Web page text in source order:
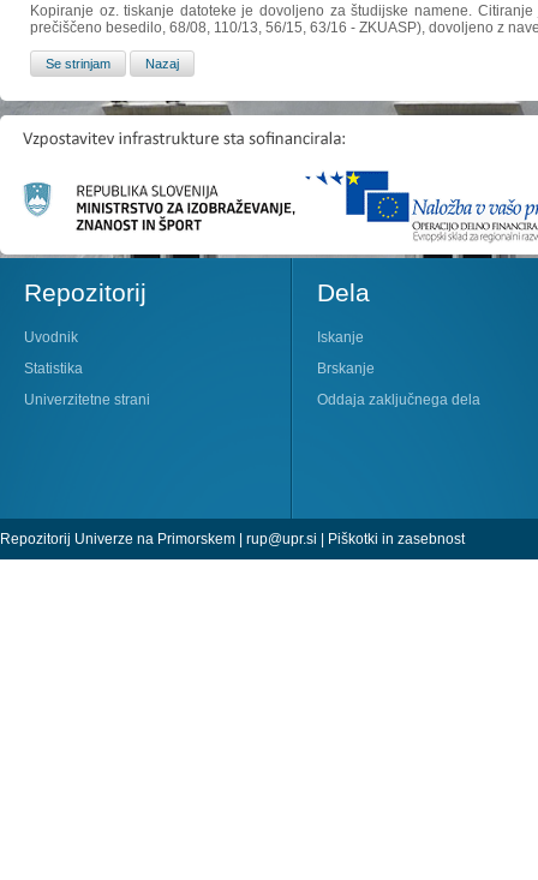
Kopiranje oz. tiskanje datoteke je dovoljeno za študijske namene.
prečiščeno besedilo, 68/08, 110/13, 56/15, 63/16 - ZKUASP), dovoljeno z
Repozitorij
Uvodnik
Statistika
Univerzitetne strani
Dela
Iskanje
Brskanje
Oddaja zaključnega dela
Repozitorij Univerze na Primorskem | rup@upr.si | Piškotki in zasebnost